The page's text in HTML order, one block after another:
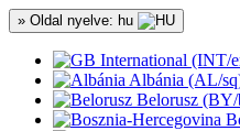
» Oldal nyelve: hu
International (INT/
Albánia (AL/
Belorusz (BY/